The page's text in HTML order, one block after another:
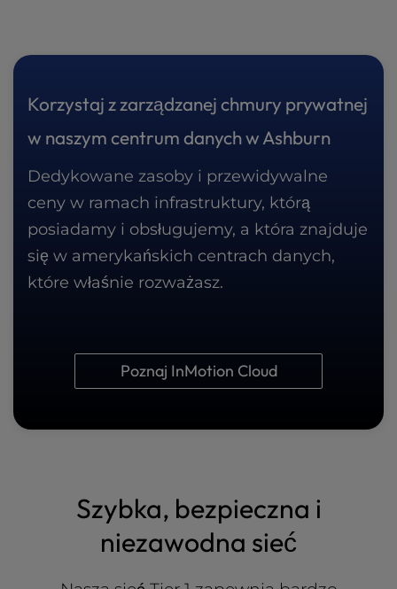
Korzystaj z zarządzanej chmury prywatnej
w naszym centrum danych w Ashburn
Dedykowane zasoby i przewidywalne
ceny w ramach infrastruktury, którą
posiadamy i obsługujemy, a która znajduje
się w amerykańskich centrach danych,
które właśnie rozważasz.
Poznaj InMotion Cloud
Szybka, bezpieczna i
niezawodna sieć